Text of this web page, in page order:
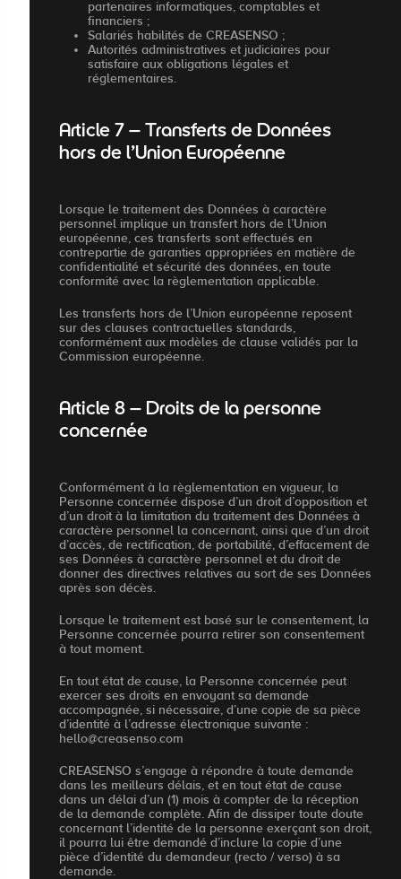
partenaires informatiques, comptables et
financiers ;
Salariés habilités de CREASENSO ;
Autorités administratives et judiciaires pour
satisfaire aux obligations légales et
réglementaires.
Article 7 – Transferts de Données
hors de l’Union Européenne
Lorsque le traitement des Données à caractère
personnel implique un transfert hors de l’Union
européenne, ces transferts sont effectués en
contrepartie de garanties appropriées en matière de
confidentialité et sécurité des données, en toute
conformité avec la règlementation applicable.
Les transferts hors de l’Union européenne reposent
sur des clauses contractuelles standards,
conformément aux modèles de clause validés par la
Commission européenne.
Article 8 – Droits de la personne
concernée
Conformément à la règlementation en vigueur, la
Personne concernée dispose d’un droit d’opposition et
d’un droit à la limitation du traitement des Données à
caractère personnel la concernant, ainsi que d’un droit
d’accès, de rectification, de portabilité, d’effacement de
ses Données à caractère personnel et du droit de
donner des directives relatives au sort de ses Données
après son décès.
Lorsque le traitement est basé sur le consentement, la
Personne concernée pourra retirer son consentement
à tout moment.
En tout état de cause, la Personne concernée peut
exercer ses droits en envoyant sa demande
accompagnée, si nécessaire, d’une copie de sa pièce
d’identité à l’adresse électronique suivante :
hello@creasenso.com
CREASENSO s’engage à répondre à toute demande
dans les meilleurs délais, et en tout état de cause
dans un délai d’un (1) mois à compter de la réception
de la demande complète. Afin de dissiper toute doute
concernant l’identité de la personne exerçant son droit,
il pourra lui être demandé d’inclure la copie d’une
pièce d’identité du demandeur (recto / verso) à sa
demande.